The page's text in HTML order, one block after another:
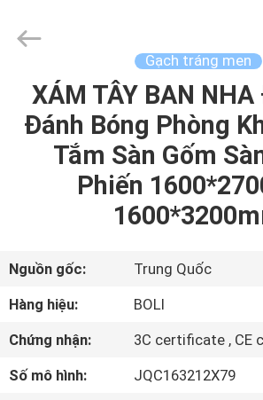
NHÀ
VỀ
TÔI
CERAMICS
Reserved.
Gạch tráng men
XÁM TÂY BAN
Đánh Bóng Phòng
Tắm Sàn Gốm
Phiến
Nguồn gốc:
Trung Quốc
Hàng hiệu:
BOLI
Chứng nhận:
3C certificate , CE
Số mô hình:
JQC163212X79